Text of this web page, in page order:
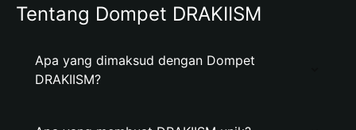
Tentang Dompet DRAKIISM
Apa yang dimaksud dengan Dompet
DRAKIISM?